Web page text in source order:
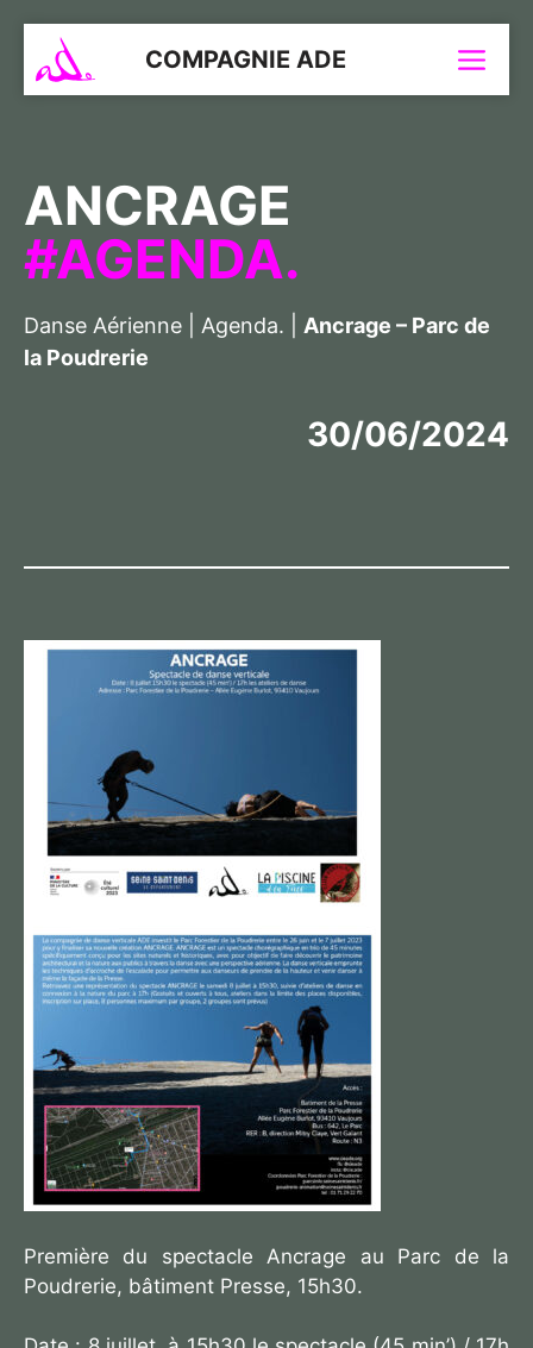
contenu
COMPAGNIE ADE Menu
ANCRAGE
AGENDA.
Danse Aérienne Agenda.
Ancrage – Parc de
la Poudrerie
30/06/2024
Première du spectacle Ancrage au Parc de la
Poudrerie, bâtiment Presse, 15h30.